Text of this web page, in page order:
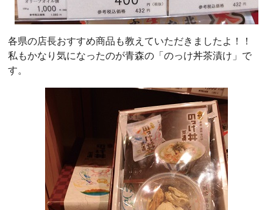
各県の店長おすすめ商品も教えていただきましたよ！！
私もかなり気になったのが青森の「のっけ丼茶漬け」で
す。